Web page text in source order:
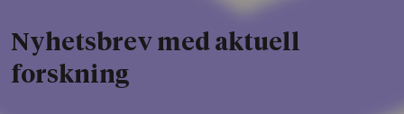
Nyhetsbrev med aktuell
forskning